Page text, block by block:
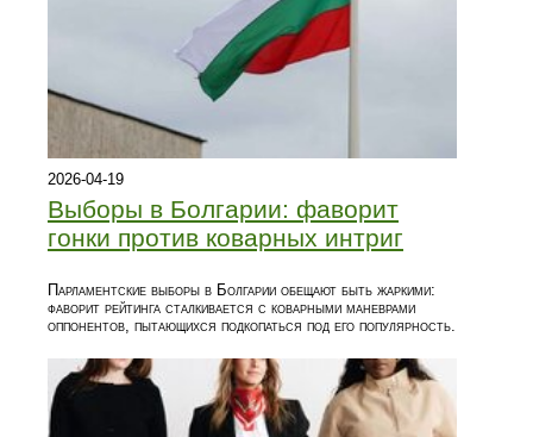
2026-04-19
Выборы в Болгарии: фаворит
гонки против коварных интриг
Парламентские выборы в Болгарии обещают быть жаркими:
фаворит рейтинга сталкивается с коварными маневрами
оппонентов, пытающихся подкопаться под его популярность.